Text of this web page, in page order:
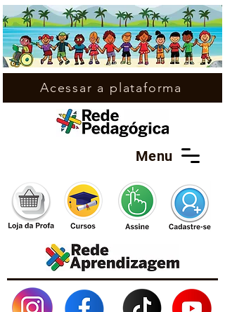
Menu
Acessar a plataforma